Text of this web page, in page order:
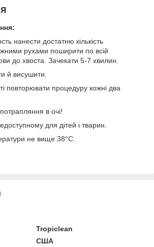
нанести достатню кількість
рухами поширити по всій
до хвоста. Зачекати 5-7 хвилин.
й висушити.
повторювати процедуру кожні два
в очі!
для дітей і тварин.
не вище 38°С.
Tropiclean
США